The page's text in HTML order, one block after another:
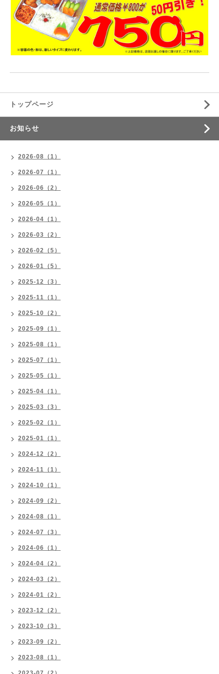
トップページ
お知らせ
2026-08（1）
2026-07（1）
2026-06（2）
2026-05（1）
2026-04（1）
2026-03（2）
2026-02（5）
2026-01（5）
2025-12（3）
2025-11（1）
2025-10（2）
2025-09（1）
2025-08（1）
2025-07（1）
2025-05（1）
2025-04（1）
2025-03（3）
2025-02（1）
2025-01（1）
2024-12（2）
2024-11（1）
2024-10（1）
2024-09（2）
2024-08（1）
2024-07（3）
2024-06（1）
2024-04（2）
2024-03（2）
2024-01（2）
2023-12（2）
2023-10（3）
2023-09（2）
2023-08（1）